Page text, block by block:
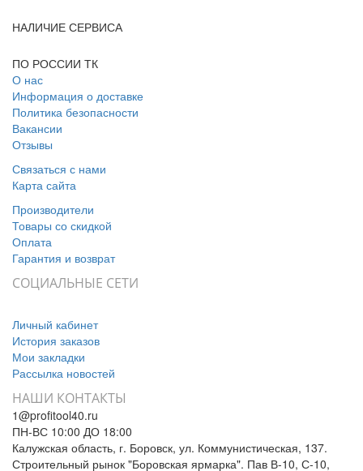
НАЛИЧИЕ СЕРВИСА
ПО РОССИИ ТК
О нас
Информация о доставке
Политика безопасности
Вакансии
Отзывы
Связаться с нами
Карта сайта
Производители
Товары со скидкой
Оплата
Гарантия и возврат
СОЦИАЛЬНЫЕ СЕТИ
Личный кабинет
История заказов
Мои закладки
Рассылка новостей
НАШИ КОНТАКТЫ
1@profitool40.ru
ПН-ВС 10:00 ДО 18:00
Калужская область, г. Боровск, ул. Коммунистическая, 137.
Строительный рынок "Боровская ярмарка". Пав В-10, С-10,